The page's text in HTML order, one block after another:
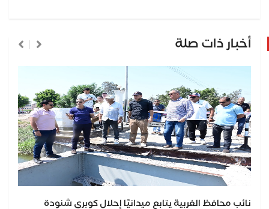
أخبار ذات صلة
نائب محافظ الغربية يتابع ميدانيًا إحلال كوبري شنودة